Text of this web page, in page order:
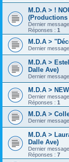
M.D.A > !
(Productions
Dernier
Réponses : 1
M.D.A >
Dernier
M.D.A >
Dalle Ave)
Dernier
M.D.A >
Dernier
Réponses : 1
M.D.A >
Dernier
M.D.A >
Dalle Ave)
Dernier
Réponses : 7